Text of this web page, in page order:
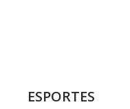
ESPORTES